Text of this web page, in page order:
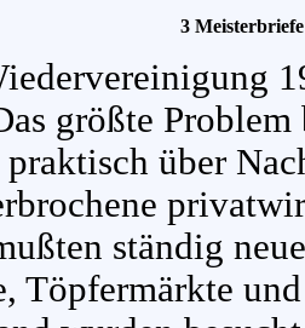
3 Meisterbriefe
größte
über
ständig
Töpfermärkte